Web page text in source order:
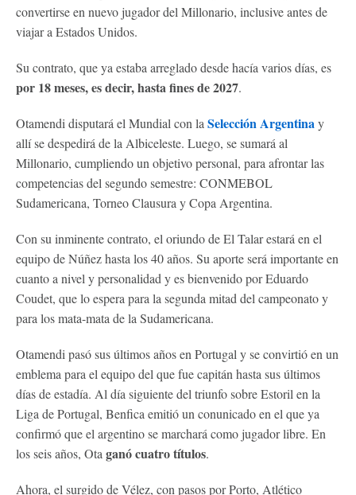
convertirse en nuevo jugador del Millonario, inclusive antes de
viajar a Estados Unidos.
Su contrato, que ya estaba arreglado desde hacía varios días, es
por 18 meses, es decir, hasta fines de 2027.
Otamendi disputará el Mundial con la Selección Argentinay
allí se despedirá de la Albiceleste. Luego, se sumará al
Millonario, cumpliendo un objetivo personal, para afrontar las
competencias del segundo semestre: CONMEBOL
Sudamericana, Torneo Clausura y Copa Argentina.
Con su inminente contrato, el oriundo de El Talar estará en el
equipo de Núñez hasta los 40 años. Su aporte será importante en
cuanto a nivel y personalidad y es bienvenido por Eduardo
Coudet, que lo espera para la segunda mitad del campeonato y
para los mata-mata de la Sudamericana.
Otamendi pasó sus últimos años en Portugal y se convirtió en un
emblema para el equipo del que fue capitán hasta sus últimos
días de estadía. Al día siguiente del triunfo sobre Estoril en la
Liga de Portugal, Benfica emitió un conunicado en el que ya
confirmó que el argentino se marchará como jugador libre. En
los seis años, Ota ganó cuatro títulos.
Ahora, el surgido de Vélez, con pasos por Porto, Atlético